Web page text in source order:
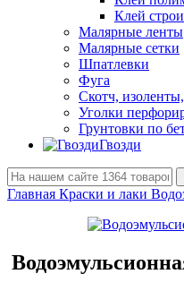
Клей
Малярные ленты
Малярные сетки
Шпатлевки
Фуга
Скотч,
Уголки
Грунтовки по
Гвозди
Главная Краски и лаки